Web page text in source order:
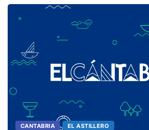
CANTABRIA EL ASTILLERO